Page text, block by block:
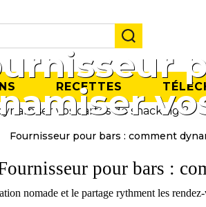
RECETTES
Fournisseur pour bars : comment
pour bars :
nomade et le partage rythment les